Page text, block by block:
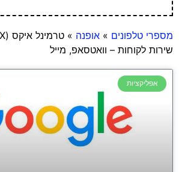
מספרי טלפונים » אופנה »
שירות לקוחות – וואטסאפ, מייל
אפליקציות